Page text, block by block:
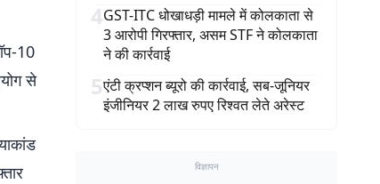
10
से
4GST-ITC धोखाधड़ी मामले में कोलकाता से
3 आरोपी गिरफ्तार, असम STF ने कोलकाता
ने की कार्रवाई
5एंटी क्रप्शन ब्यूरो की कार्रवाई, सब-जूनियर
इंजीनियर 2 लाख रुपए रिश्वत लेते अरेस्ट
विज्ञापन